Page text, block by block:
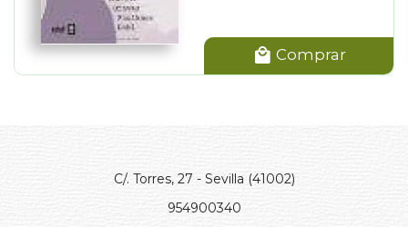
Comprar
C/. Torres, 27 - Sevilla (41002)
954900340